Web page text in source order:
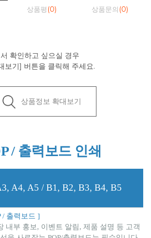
상품평 (0) 상품문의 (0)
확인하고 싶으실 경우
보기] 버튼을 클릭해 주세요.
상품정보 확대보기
/ 출력보드 인쇄
A4, A5 / B1, B2, B3, B4, B5
/ 출력보드 ]
내부 홍보, 이벤트 알림, 제품 설명 등 고객